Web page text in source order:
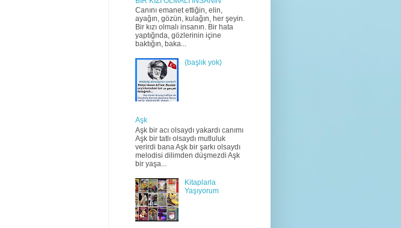
Canını emanet ettiğin, elin,
ayağın, gözün, kulağın, her şeyin.
Bir kızı olmalı insanın. Bir hata
yaptığnda, gözlerinin içine
baktığın, baka...
(başlık yok)
Aşk
Aşk bir acı olsaydı yakardı canımı
Aşk bir tatlı olsaydı mutluluk
verirdi bana Aşk bir şarkı olsaydı
melodisi dilimden düşmezdi Aşk
bir yaşa...
Kitaplarla
Yaşıyorum